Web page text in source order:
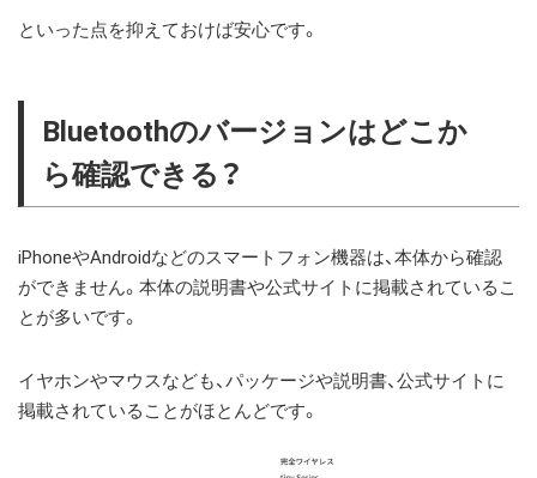
といった点を抑えておけば安心です。
Bluetoothのバージョンはどこか
ら確認できる？
iPhoneやAndroidなどのスマートフォン機器は、本体から確認
ができません。本体の説明書や公式サイトに掲載されているこ
とが多いです。
イヤホンやマウスなども、パッケージや説明書、公式サイトに
掲載されていることがほとんどです。